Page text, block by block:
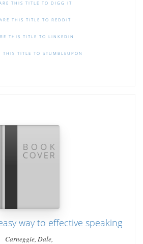
way to effective speaking
Carneggie, Dale,